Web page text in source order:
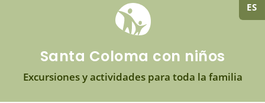
ES
Santa Coloma con niños
Excursiones y actividades para toda la familia